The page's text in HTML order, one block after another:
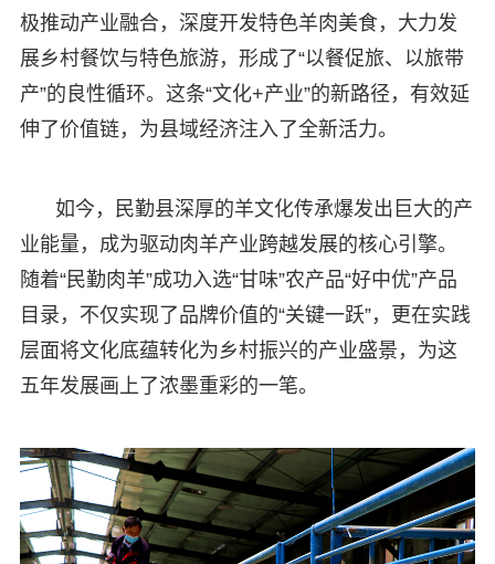
极推动产业融合，深度开发特色羊肉美食，大力发
展乡村餐饮与特色旅游，形成了“以餐促旅、以旅带
产”的良性循环。这条“文化+产业”的新路径，有效延
伸了价值链，为县域经济注入了全新活力。
如今，民勤县深厚的羊文化传承爆发出巨大的产
业能量，成为驱动肉羊产业跨越发展的核心引擎。
随着“民勤肉羊”成功入选“甘味”农产品“好中优”产品
目录，不仅实现了品牌价值的“关键一跃”，更在实践
层面将文化底蕴转化为乡村振兴的产业盛景，为这
五年发展画上了浓墨重彩的一笔。